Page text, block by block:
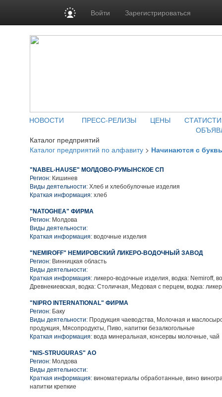
Войти Зарегистрироваться
НОВОСТИ ПРЕСС-РЕЛИЗЫ ЦЕНЫ
Каталог предприятий
Каталог предприятий по алфавиту > Начинаются с
"NABEL-HAUSE" МОЛДОВО-РУМЫНСКОЕ СП
Регион: Кишинев
Виды деятельности: Хлеб и хлебобулочные изделия
Краткая информация: хлеб
"NATOGHEA" ФИРМА
Регион: Молдова
Виды деятельности:
Краткая информация: водочные изделия
"NEMIROFF" НЕМИРОВСКИЙ ЛИКЕРО-ВОДОЧНЫЙ ЗАВОД
Регион: Винницкая область
Виды деятельности:
Краткая информация: ликеро-водочные изделия, водка: Nemiroff,
Древнекиевская, водка: Столичная, Медовая с перцем, водка:
"NIPRO INTERNATIONAL" ФИРМА
Регион: Баку
Виды деятельности: Продукция чаеводства, Молочная и
продукция, Мясопродукты, Пиво, напитки безалкогольные
Краткая информация: вода минеральная, консервы молочные, чай
"NIS-STRUGURAS" АО
Регион: Молдова
Виды деятельности:
Краткая информация: виноматериалы обработанные, вино
напитки крепкие